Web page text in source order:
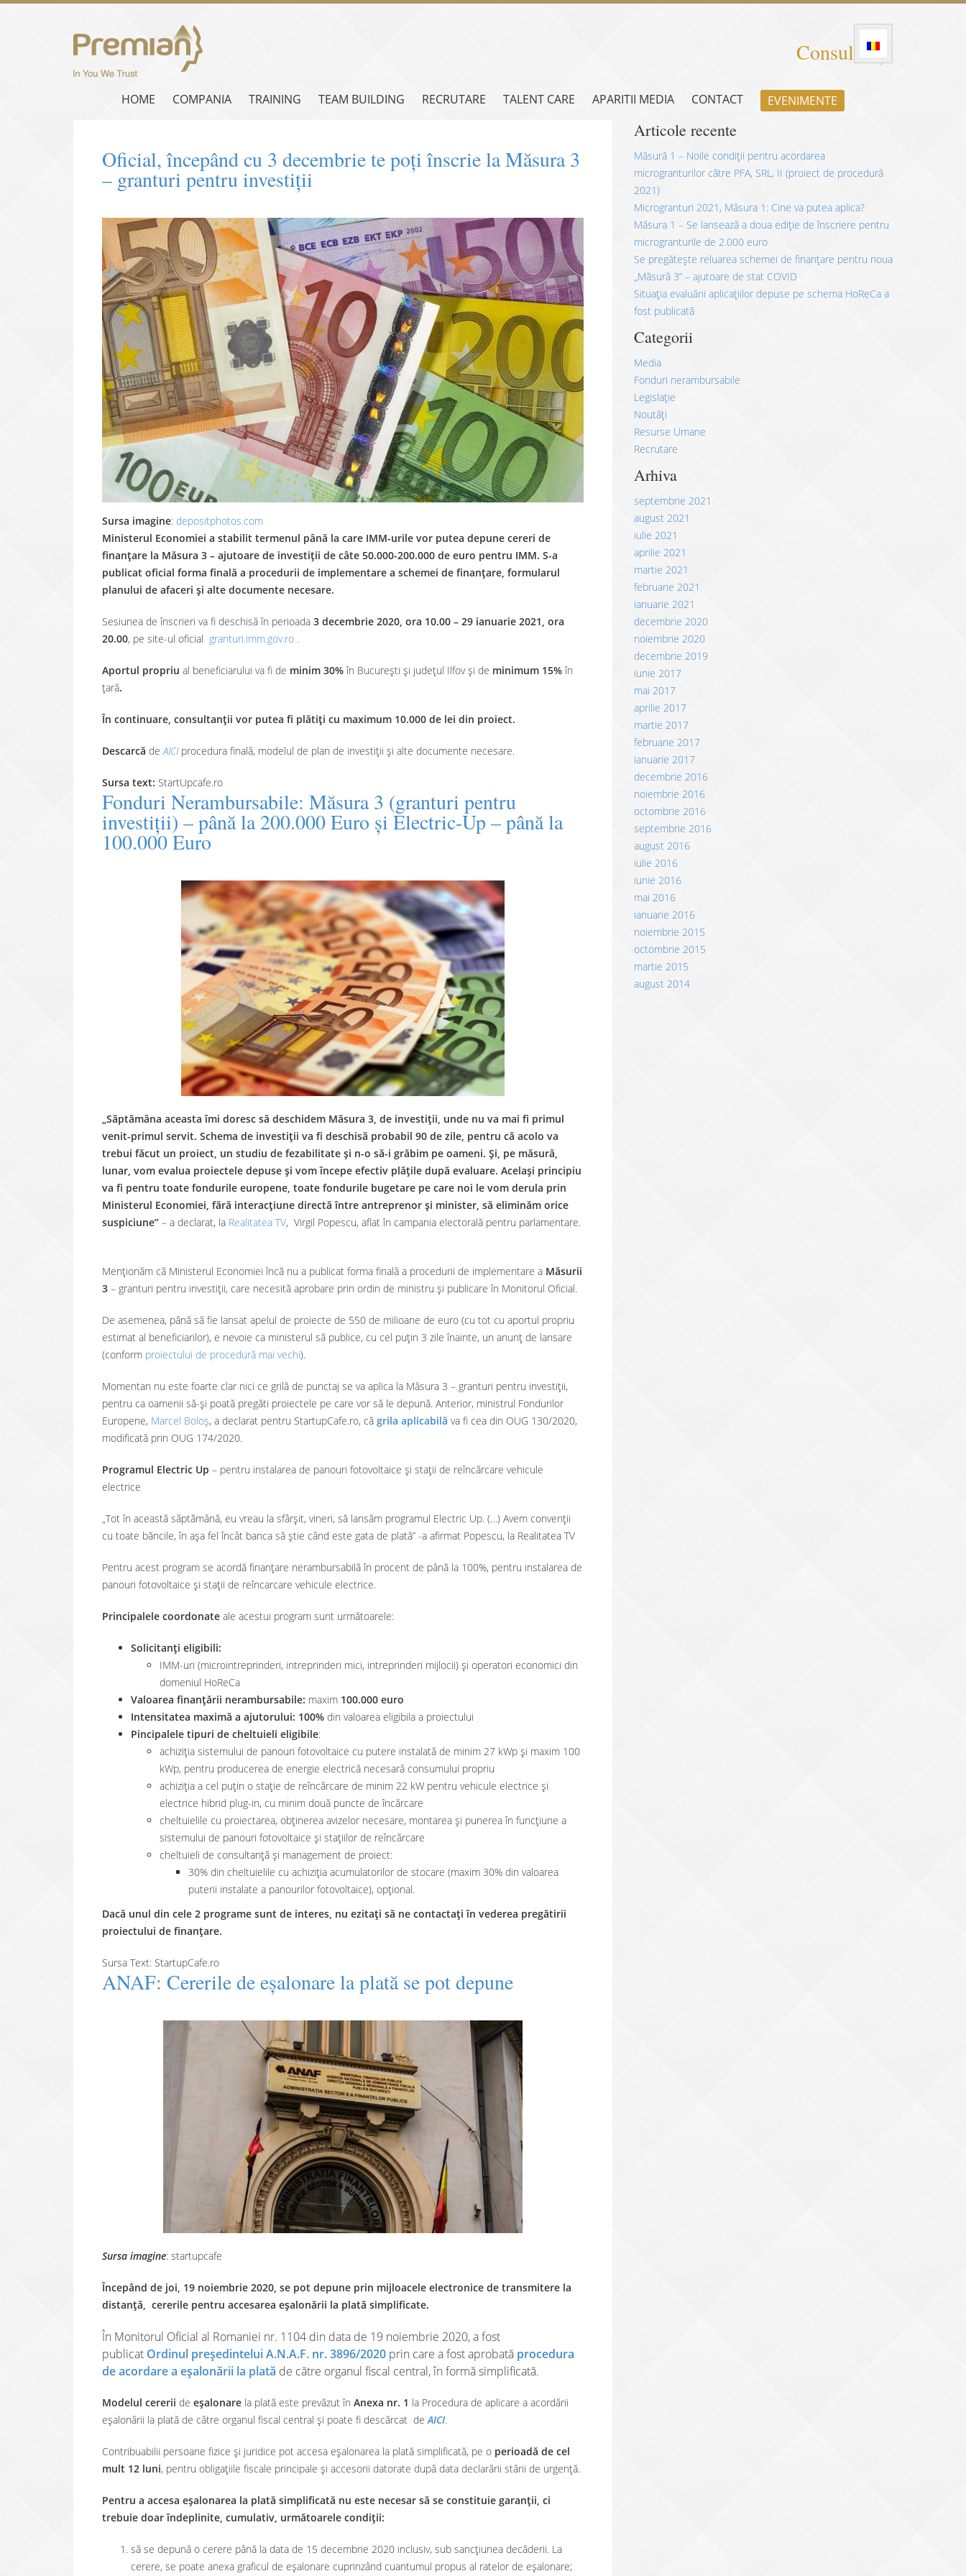
Consultanță
HOME COMPANIA TRAINING TEAM BUILDING RECRUTARE TALENT CARE APARITII MEDIA CONTACT EVENIMENTE
Oficial, începând cu 3 decembrie te poți înscrie la Măsura 3
– granturi pentru investiții
Sursa imagine: depositphotos.com
Ministerul Economiei a stabilit termenul până la care IMM-urile vor putea depune cereri de
finanțare la Măsura 3 – ajutoare de investiții de câte 50.000-200.000 de euro pentru IMM. S-a
publicat oficial forma finală a procedurii de implementare a schemei de finanțare, formularul
planului de afaceri și alte documente necesare.
Sesiunea de înscrieri va fi deschisă în perioada 3 decembrie 2020, ora 10.00 – 29 ianuarie 2021, ora
20.00, pe site-ul oficial granturi.imm.gov.ro .
Aportul propriu al beneficiarului va fi de minim 30%în București și județul Ilfov și de minimum 15%în
țară.
În continuare, consultanții vor putea fi plătiți cu maximum 10.000 de lei din proiect.
Descarcă deAICI procedura finală, modelul de plan de investiții și alte documente necesare.
Sursa text: StartUpcafe.ro
Fonduri Nerambursabile: Măsura 3 (granturi pentru
investiții) – până la 200.000 Euro și Electric-Up – până la
100.000 Euro
„Săptămâna aceasta îmi doresc să deschidem Măsura 3, de investiții, unde nu va mai fi primul
venit-primul servit. Schema de investiții va fi deschisă probabil 90 de zile, pentru că acolo va
trebui făcut un proiect, un studiu de fezabilitate și n-o să-i grăbim pe oameni. Și, pe măsură,
lunar, vom evalua proiectele depuse și vom începe efectiv plățile după evaluare. Același principiu
va fi pentru toate fondurile europene, toate fondurile bugetare pe care noi le vom derula prin
Ministerul Economiei, fără interacțiune directă între antreprenor și minister, să eliminăm orice
suspiciune” – a declarat, la Realitatea TV, Virgil Popescu, aflat în campania electorală pentru parlamentare.
Menționăm că Ministerul Economiei încă nu a publicat forma finală a procedurii de implementare a Măsurii
3 – granturi pentru investiții, care necesită aprobare prin ordin de ministru și publicare în Monitorul Oficial.
De asemenea, până să fie lansat apelul de proiecte de 550 de milioane de euro (cu tot cu aportul propriu
estimat al beneficiarilor), e nevoie ca ministerul să publice, cu cel puțin 3 zile înainte, un anunț de lansare
(conform proiectului de procedură mai vechi).
Momentan nu este foarte clar nici ce grilă de punctaj se va aplica la Măsura 3 – granturi pentru investiții,
pentru ca oamenii să-și poată pregăti proiectele pe care vor să le depună. Anterior, ministrul Fondurilor
Europene, Marcel Boloș, a declarat pentru StartupCafe.ro, că grila aplicabilă va fi cea din OUG 130/2020,
modificată prin OUG 174/2020.
Programul Electric Up – pentru instalarea de panouri fotovoltaice şi staţii de reîncărcare vehicule
electrice
„Tot în această săptămână, eu vreau la sfârșit, vineri, să lansăm programul Electric Up. (…) Avem convenții
cu toate băncile, în așa fel încât banca să știe când este gata de plată” -a afirmat Popescu, la Realitatea TV
Pentru acest program se acordă finanțare nerambursabilă în procent de până la 100%, pentru instalarea de
panouri fotovoltaice și stații de reîncarcare vehicule electrice.
Principalele coordonate ale acestui program sunt următoarele:
Solicitanți eligibili:
IMM-uri (microintreprinderi, intreprinderi mici, intreprinderi mijlocii) și operatori economici din
domeniul HoReCa
Valoarea finanțării nerambursabile: maxim 100.000 euro
Intensitatea maximă a ajutorului: 100% din valoarea eligibila a proiectului
Pincipalele tipuri de cheltuieli eligibile:
achiziţia sistemului de panouri fotovoltaice cu putere instalată de minim 27 kWp și maxim 100
kWp, pentru producerea de energie electrică necesară consumului propriu
achiziţia a cel puțin o staţie de reîncărcare de minim 22 kW pentru vehicule electrice şi
electrice hibrid plug-in, cu minim două puncte de încărcare
cheltuielile cu proiectarea, obținerea avizelor necesare, montarea şi punerea în funcţiune a
sistemului de panouri fotovoltaice și staţiilor de reîncărcare
cheltuieli de consultanță și management de proiect:
30% din cheltuielile cu achiziția acumulatorilor de stocare (maxim 30% din valoarea
puterii instalate a panourilor fotovoltaice), opțional.
Dacă unul din cele 2 programe sunt de interes, nu ezitați să ne contactați în vederea pregătirii
proiectului de finanțare.
Sursa Text: StartupCafe.ro
ANAF: Cererile de eșalonare la plată se pot depune
Sursa imagine: startupcafe
Începând de joi, 19 noiembrie 2020, se pot depune prin mijloacele electronice de transmitere la
distanță, cererile pentru accesarea eșalonării la plată simplificate.
În Monitorul Oficial al Romaniei nr. 1104 din data de 19 noiembrie 2020, a fost
publicat Ordinul președintelui A.N.A.F. nr. 3896/2020 prin care a fost aprobată procedura
de acordare a eșalonării la plată de către organul fiscal central, în formă simplificată.
Modelul cererii de eșalonare la plată este prevăzut în Anexa nr. 1 la Procedura de aplicare a acordării
eșalonării la plată de către organul fiscal central și poate fi descărcat deAICI.
Contribuabilii persoane fizice și juridice pot accesa eșalonarea la plată simplificată, pe o perioadă de cel
mult 12 luni, pentru obligațiile fiscale principale și accesorii datorate după data declarării stării de urgență.
Pentru a accesa eșalonarea la plată simplificată nu este necesar să se constituie garanții, ci
trebuie doar îndeplinite, cumulativ, următoarele condiții:
să se depună o cerere până la data de 15 decembrie 2020 inclusiv, sub sancțiunea decăderii. La
cerere, se poate anexa graficul de eşalonare cuprinzând cuantumul propus al ratelor de eşalonare;
Articole recente
Măsură 1 – Noile condiții pentru acordarea
microgranturilor către PFA, SRL, II (proiect de procedură
2021)
Microgranturi 2021, Măsura 1: Cine va putea aplica?
Măsura 1 – Se lansează a doua ediție de înscriere pentru
microgranturile de 2.000 euro
Se pregătește reluarea schemei de finanțare pentru noua
„Măsură 3” – ajutoare de stat COVID
Situația evaluării aplicațiilor depuse pe schema HoReCa a
fost publicată
Categorii
Media
Fonduri nerambursabile
Legislație
Noutăți
Resurse Umane
Recrutare
Arhiva
septembrie 2021
august 2021
iulie 2021
aprilie 2021
martie 2021
februarie 2021
ianuarie 2021
decembrie 2020
noiembrie 2020
decembrie 2019
iunie 2017
mai 2017
aprilie 2017
martie 2017
februarie 2017
ianuarie 2017
decembrie 2016
noiembrie 2016
octombrie 2016
septembrie 2016
august 2016
iulie 2016
iunie 2016
mai 2016
ianuarie 2016
noiembrie 2015
octombrie 2015
martie 2015
august 2014